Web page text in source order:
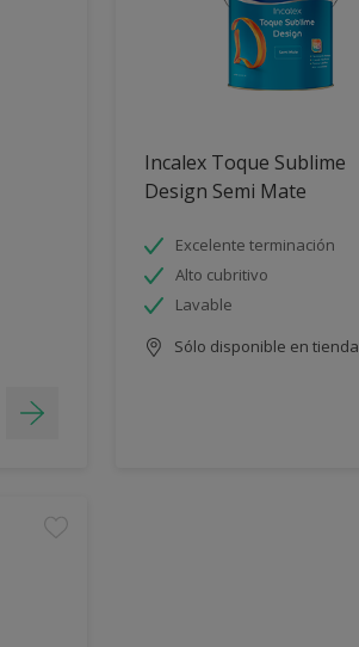
Incalex Toque Sublime
Design Semi Mate
Excelente terminación
Alto cubritivo
Lavable
Sólo disponible en tienda